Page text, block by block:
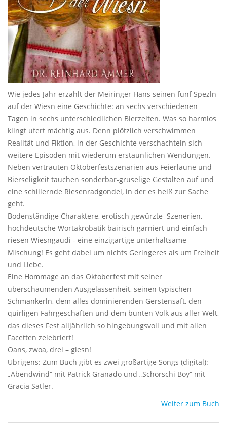
Wie jedes Jahr erzählt der Meiringer Hans seinen fünf Spezln
auf der Wiesn eine Geschichte: an sechs verschiedenen
Tagen in sechs unterschiedlichen Bierzelten. Was so harmlos
klingt ufert mächtig aus. Denn plötzlich verschwimmen
Realität und Fiktion, in der Geschichte verschachteln sich
weitere Episoden mit wiederum erstaunlichen Wendungen.
Neben vertrauten Oktoberfestszenarien aus Feierlaune und
Bierseligkeit tauchen sonderbar-gruselige Gestalten auf und
eine schillernde Riesenradgondel, in der es heiß zur Sache
geht.
Bodenständige Charaktere, erotisch gewürzte Szenerien,
hochdeutsche Wortakrobatik bairisch garniert und einfach
riesen Wiesngaudi - eine einzigartige unterhaltsame
Mischung! Es geht dabei um nichts Geringeres als um Freiheit
und Liebe.
Eine Hommage an das Oktoberfest mit seiner
überschäumenden Ausgelassenheit, seinen typischen
Schmankerln, dem alles dominierenden Gerstensaft, den
quirligen Fahrgeschäften und dem bunten Volk aus aller Welt,
das dieses Fest alljährlich so hingebungsvoll und mit allen
Facetten zelebriert!
Oans, zwoa, drei – glesn!
Übrigens: Zum Buch gibt es zwei großartige Songs (digital):
„Abendwind“ mit Patrick Granado und „Schorschi Boy“ mit
Gracia Satler.
Weiter zum Buch